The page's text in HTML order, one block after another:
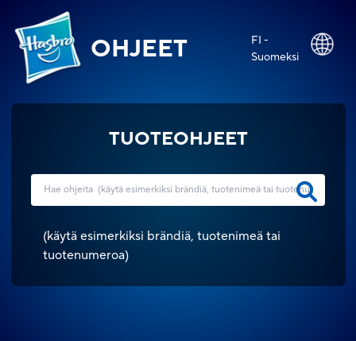
OHJEET
FI -
Suomeksi
TUOTEOHJEET
(käytä esimerkiksi brändiä, tuotenimeä tai
tuotenumeroa)